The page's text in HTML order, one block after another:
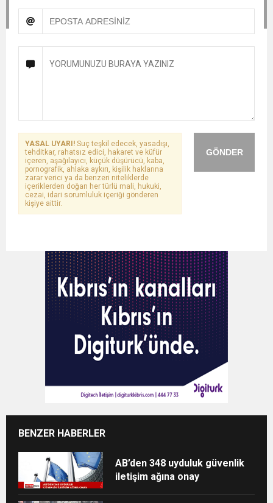
GÖNDER
YASAL UYARI! Suç teşkil edecek, yasadışı,
tehditkar, rahatsız edici, hakaret ve küfür
içeren, aşağılayıcı, küçük düşürücü, kaba,
pornografik, ahlaka aykırı, kişilik haklarına
zarar verici ya da benzeri niteliklerde
içeriklerden doğan her türlü mali, hukuki,
cezai, idari sorumluluk içeriği gönderen
kişiye aittir.
BENZER HABERLER
AB’den 348 uyduluk güvenlik
iletişim ağına onay